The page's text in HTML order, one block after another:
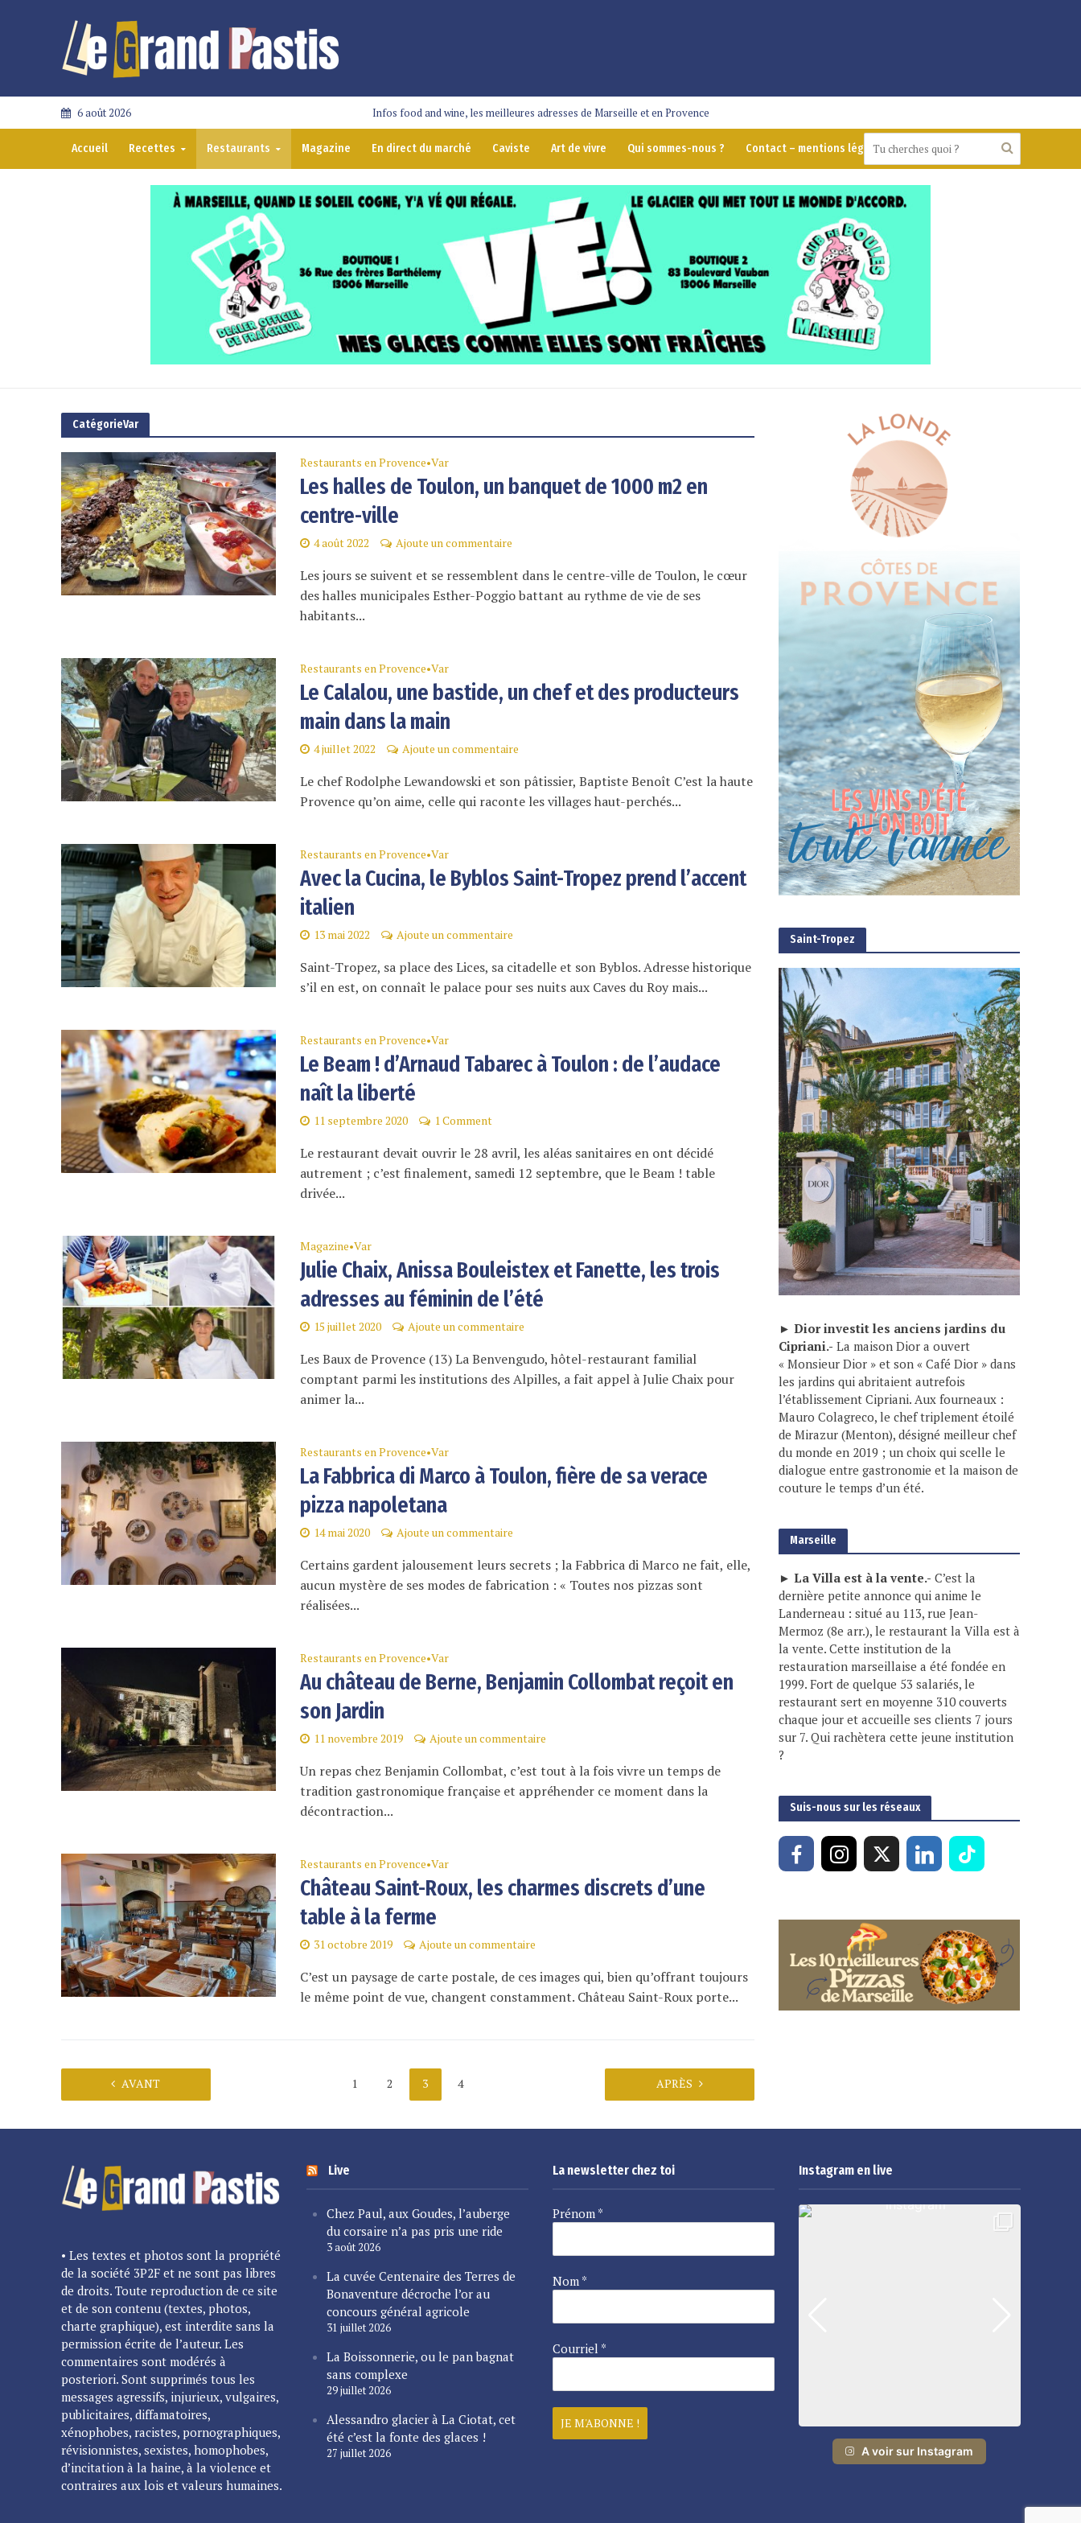
6 août 2026 Infos food and wine, les meilleures adresses de Marseille et en Provence
Accueil Recettes Restaurants Magazine En direct du marché Caviste Art de vivre Qui sommes-nous ? Contact – mentions légales
CatégorieVar
Restaurants en Provence•Var
Les halles de Toulon, un banquet de 1000 m2 en
centre-ville
4 août 2022 Ajoute un commentaire
Les jours se suivent et se ressemblent dans le centre-ville de Toulon, le cœur
des halles municipales Esther-Poggio battant au rythme de vie de ses
habitants...
Restaurants en Provence•Var
Le Calalou, une bastide, un chef et des producteurs
main dans la main
4 juillet 2022 Ajoute un commentaire
Le chef Rodolphe Lewandowski et son pâtissier, Baptiste Benoît C’est la haute
Provence qu’on aime, celle qui raconte les villages haut-perchés...
Restaurants en Provence•Var
Avec la Cucina, le Byblos Saint-Tropez prend l’accent
italien
13 mai 2022 Ajoute un commentaire
Saint-Tropez, sa place des Lices, sa citadelle et son Byblos. Adresse historique
s’il en est, on connaît le palace pour ses nuits aux Caves du Roy mais...
Restaurants en Provence•Var
Le Beam ! d’Arnaud Tabarec à Toulon : de l’audace
naît la liberté
11 septembre 2020 1 Comment
Le restaurant devait ouvrir le 28 avril, les aléas sanitaires en ont décidé
autrement ; c’est finalement, samedi 12 septembre, que le Beam ! table
drivée...
Magazine•Var
Julie Chaix, Anissa Bouleistex et Fanette, les trois
adresses au féminin de l’été
15 juillet 2020 Ajoute un commentaire
Les Baux de Provence (13) La Benvengudo, hôtel-restaurant familial
comptant parmi les institutions des Alpilles, a fait appel à Julie Chaix pour
animer la...
Restaurants en Provence•Var
La Fabbrica di Marco à Toulon, fière de sa verace
pizza napoletana
14 mai 2020 Ajoute un commentaire
Certains gardent jalousement leurs secrets ; la Fabbrica di Marco ne fait, elle,
aucun mystère de ses modes de fabrication : « Toutes nos pizzas sont
réalisées...
Restaurants en Provence•Var
Au château de Berne, Benjamin Collombat reçoit en
son Jardin
11 novembre 2019 Ajoute un commentaire
Un repas chez Benjamin Collombat, c’est tout à la fois vivre un temps de
tradition gastronomique française et appréhender ce moment dans la
décontraction...
Restaurants en Provence•Var
Château Saint-Roux, les charmes discrets d’une
table à la ferme
31 octobre 2019 Ajoute un commentaire
C’est un paysage de carte postale, de ces images qui, bien qu’offrant toujours
le même point de vue, changent constamment. Château Saint-Roux porte...
AVANT 1 2 3 4 APRÈS
Saint-Tropez
►Dior investit les anciens jardins du
Cipriani.- La maison Dior a ouvert
« Monsieur Dior » et son « Café Dior » dans
les jardins qui abritaient autrefois
l’établissement Cipriani. Aux fourneaux :
Mauro Colagreco, le chef triplement étoilé
de Mirazur (Menton), désigné meilleur chef
du monde en 2019 ; un choix qui scelle le
dialogue entre gastronomie et la maison de
couture le temps d’un été.
Marseille
► La Villa est à la vente.- C’est la
dernière petite annonce qui anime le
Landerneau : situé au 113, rue Jean-
Mermoz (8e arr.), le restaurant la Villa est à
la vente. Cette institution de la
restauration marseillaise a été fondée en
1999. Fort de quelque 53 salariés, le
restaurant sert en moyenne 310 couverts
chaque jour et accueille ses clients 7 jours
sur 7. Qui rachètera cette jeune institution
?
Suis-nous sur les réseaux
• Les textes et photos sont la propriété
de la société 3P2F et ne sont pas libres
de droits. Toute reproduction de ce site
et de son contenu (textes, photos,
charte graphique), est interdite sans la
permission écrite de l’auteur. Les
commentaires sont modérés à
posteriori. Sont supprimés tous les
messages agressifs, injurieux, vulgaires,
publicitaires, diffamatoires,
xénophobes, racistes, pornographiques,
révisionnistes, sexistes, homophobes,
d’incitation à la haine, à la violence et
contraires aux lois et valeurs humaines.
Live
Chez Paul, aux Goudes, l’auberge
du corsaire n’a pas pris une ride
3 août 2026
La cuvée Centenaire des Terres de
Bonaventure décroche l’or au
concours général agricole
31 juillet 2026
La Boissonnerie, ou le pan bagnat
sans complexe
29 juillet 2026
Alessandro glacier à La Ciotat, cet
été c’est la fonte des glaces !
27 juillet 2026
La newsletter chez toi
Prénom *
Nom *
Courriel *
Instagram en live
A voir sur Instagram